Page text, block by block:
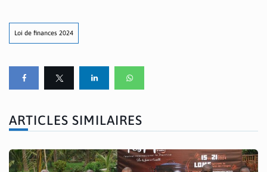
Loi de finances 2024
ARTICLES SIMILAIRES